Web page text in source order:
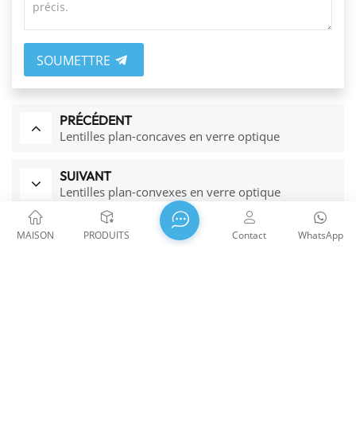
SOUMETTRE
PRÉCÉDENT
Lentilles plan-concaves en verre optique
SUIVANT
Lentilles plan-convexes en verre optique
MAISON PRODUITS WhatsApp
Contact